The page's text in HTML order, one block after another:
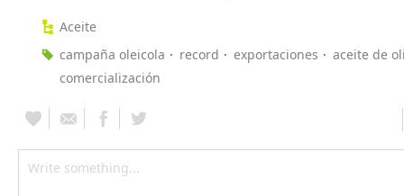
Aceite
campaña oleicola
record exportaciones
aceite de
comercialización